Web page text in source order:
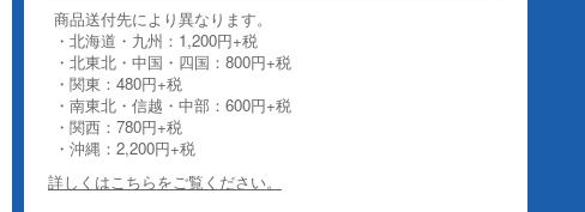
商品送付先により異なります。
・北海道・九州：1,200円+税
・北東北・中国・四国：800円+税
・関東：480円+税
・南東北・信越・中部：600円+税
・関西：780円+税
・沖縄：2,200円+税
詳しくはこちらをご覧ください。